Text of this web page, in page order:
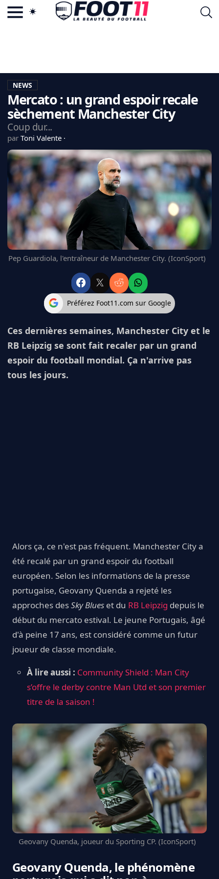
LA CHARTE
VIE PRIVÉE
CGU
CONTACTEZ-NOUS
MERCATO
CDM 2026
EDF
PSG
LIGUE 1
REAL MADRID
FC BARCELONE
MANCHESTER UNITED
CHELSEA
ARSENAL
L'AVIS DE LA RÉDAC'
NEWS
Mercato : un grand espoir recale
sèchement Manchester City
Coup dur...
par Toni Valente
Pep Guardiola, l'entraîneur de Manchester City. (IconSport)
Préférez Foot11.com sur Google
Ces dernières semaines, Manchester City et le
RB Leipzig se sont fait recaler par un grand
espoir du football mondial. Ça n'arrive pas
tous les jours.
Alors ça, ce n'est pas fréquent. Manchester City a
été recalé par un grand espoir du football
européen. Selon les informations de la presse
portugaise, Geovany Quenda a rejeté les
approches desSky Blues et du RB Leipzig depuis le
début du mercato estival. Le jeune Portugais, âgé
d'à peine 17 ans, est considéré comme un futur
joueur de classe mondiale.
À lire aussi : Community Shield : Man City
s’offre le derby contre Man Utd et son premier
titre de la saison !
Geovany Quenda, joueur du Sporting CP. (IconSport)
Geovany Quenda, le phénomène